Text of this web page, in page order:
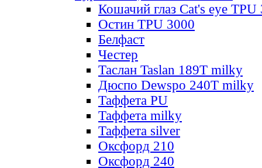
Кошачий глаз Cat's eye TPU
Остин TPU 3000
Белфаст
Честер
Таслан Taslan 189T milky
Дюспо Dewspo 240T milky
Таффета PU
Таффета milky
Таффета silver
Оксфорд 210
Оксфорд 240